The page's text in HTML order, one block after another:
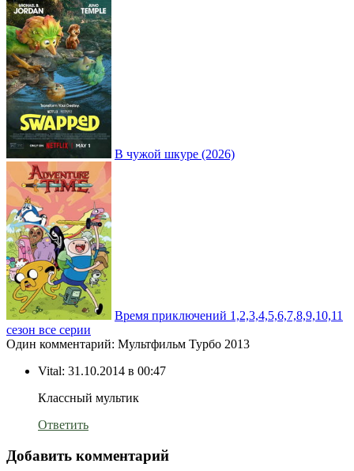
В чужой шкуре (2026)
Время приключений 1,2,3,4,5,6,7,8,9,10,11
сезон все серии
Один комментарий: Мультфильм Турбо 2013
Vital: 31.10.2014 в 00:47
Классный мультик
Ответить
Добавить комментарий